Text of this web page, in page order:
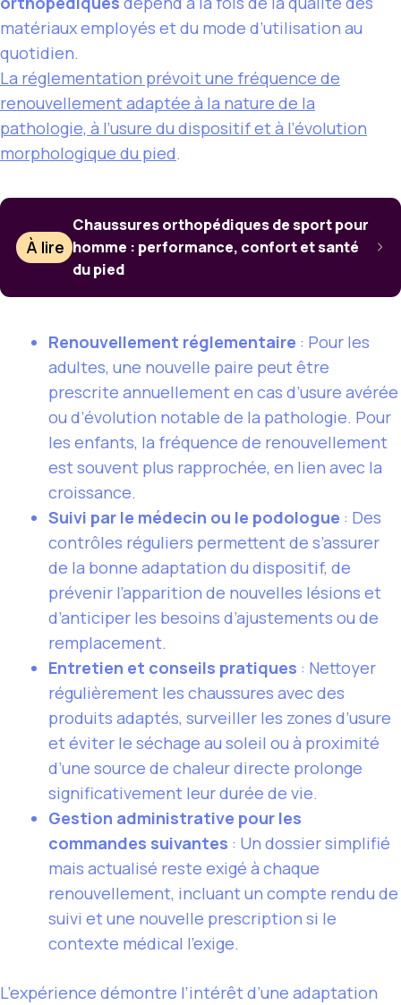
matériaux employés et du mode d’utilisation au
quotidien.
La réglementation prévoit une fréquence de
renouvellement adaptée à la nature de la
pathologie, à l’usure du dispositif et à l’évolution
morphologique du pied.
À lire
Chaussures orthopédiques de sport pour
homme : performance, confort et santé
du pied
Renouvellement réglementaire : Pour les
adultes, une nouvelle paire peut être
prescrite annuellement en cas d’usure avérée
ou d’évolution notable de la pathologie. Pour
les enfants, la fréquence de renouvellement
est souvent plus rapprochée, en lien avec la
croissance.
Suivi par le médecin ou le podologue : Des
contrôles réguliers permettent de s’assurer
de la bonne adaptation du dispositif, de
prévenir l’apparition de nouvelles lésions et
d’anticiper les besoins d’ajustements ou de
remplacement.
Entretien et conseils pratiques : Nettoyer
régulièrement les chaussures avec des
produits adaptés, surveiller les zones d’usure
et éviter le séchage au soleil ou à proximité
d’une source de chaleur directe prolonge
significativement leur durée de vie.
Gestion administrative pour les
commandes suivantes : Un dossier simplifié
mais actualisé reste exigé à chaque
renouvellement, incluant un compte rendu de
suivi et une nouvelle prescription si le
contexte médical l’exige.
L’expérience démontre l’intérêt d’une adaptation